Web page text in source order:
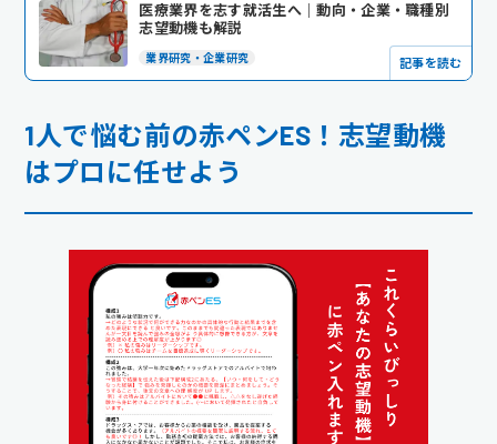
医療業界を志す就活生へ｜動向・企業・職種別
志望動機も解説
業界研究・企業研究 記事を読む
1人で悩む前の赤ペンES！志望動機
はプロに任せよう